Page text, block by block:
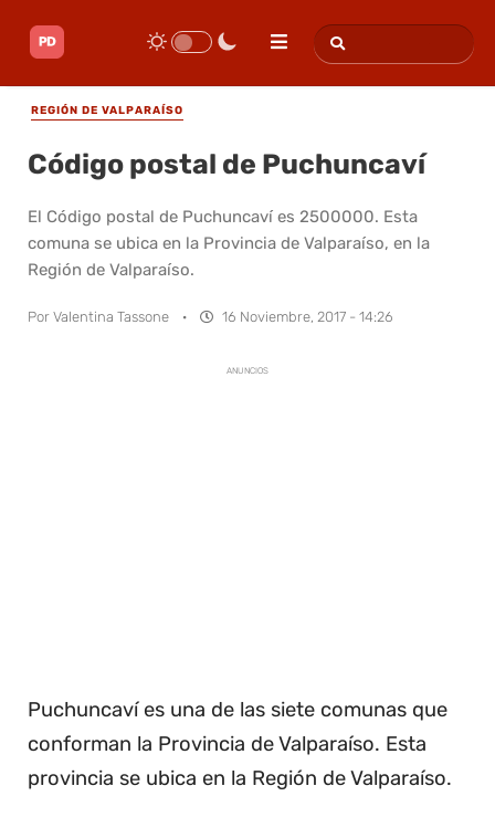
REGIÓN DE VALPARAÍSO
Código postal de Puchuncaví
El Código postal de Puchuncaví es 2500000. Esta
comuna se ubica en la Provincia de Valparaíso, en la
Región de Valparaíso.
Por Valentina Tassone · 16 Noviembre, 2017 - 14:26
ANUNCIOS
Puchuncaví es una de las siete comunas que
conforman la Provincia de Valparaíso. Esta
provincia se ubica en la Región de Valparaíso.